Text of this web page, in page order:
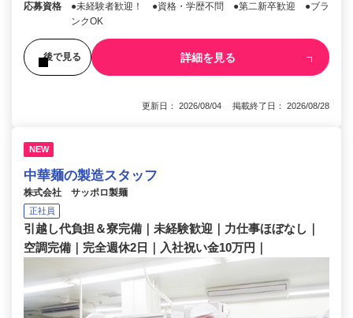
応募資格
●未経験者歓迎！ ●資格・学歴不問 ●第二新卒歓迎 ●ブラ
ンクOK
後で見る 詳細を見る
更新日： 2026/08/04 掲載終了日： 2026/08/28
NEW
中華麺の製造スタッフ
株式会社 サッポロ製麺
正社員
引越し代負担＆寮完備｜未経験歓迎｜力仕事ほぼなし｜
空調完備｜完全週休2日｜入社祝い金10万円｜